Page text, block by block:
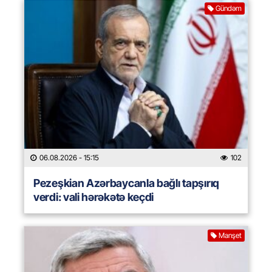
Gündəm
06.08.2026 - 15:15 102
Pezeşkian Azərbaycanla bağlı tapşırıq
verdi: vali hərəkətə keçdi
Manşet